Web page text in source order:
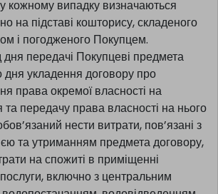
у кожному випадку визначаються
на підставі кошторису, складеного
і погодженого Покупцем.
дня передачі Покупцеві предмета
дня укладення договору про
права окремої власності на
передачу права власності на нього
нести витрати, пов’язані з
та утриманням предмета договору,
на спожиті в приміщенні
включно з центральним